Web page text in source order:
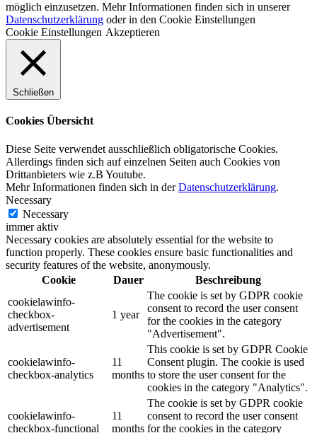
möglich einzusetzen. Mehr Informationen finden sich in unserer
Datenschutzerklärung oder in den Cookie Einstellungen
Cookie Einstellungen Akzeptieren
Schließen
Cookies Übersicht
Diese Seite verwendet ausschließlich obligatorische Cookies.
Allerdings finden sich auf einzelnen Seiten auch Cookies von
Drittanbieters wie z.B Youtube.
Mehr Informationen finden sich in derDatenschutzerklärung.
Necessary
Necessary
immer aktiv
Necessary cookies are absolutely essential for the website to
function properly. These cookies ensure basic functionalities and
security features of the website, anonymously.
Cookie
Dauer
Beschreibung
cookielawinfo-
checkbox-
advertisement
1 year
The cookie is set by GDPR cookie
consent to record the user consent
for the cookies in the category
"Advertisement".
cookielawinfo-
checkbox-analytics
11
months
This cookie is set by GDPR Cookie
Consent plugin. The cookie is used
to store the user consent for the
cookies in the category "Analytics".
cookielawinfo-
checkbox-functional
11
months
The cookie is set by GDPR cookie
consent to record the user consent
for the cookies in the category